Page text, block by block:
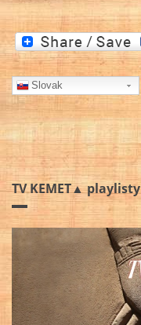
Slovak
TV KEMET▲ playlisty